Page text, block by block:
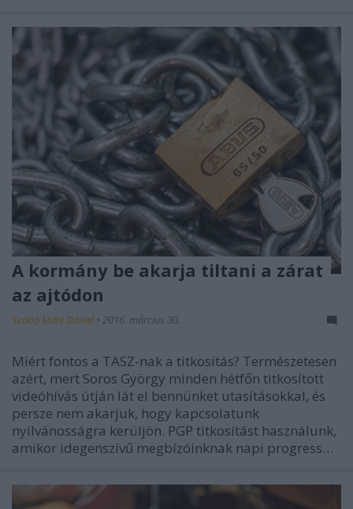
A kormány be akarja tiltani a zárat
az ajtódon
Szabó Máté Dániel • 2016. március 30.
Miért fontos a TASZ-nak a titkosítás? Természetesen
azért, mert Soros György minden hétfőn titkosított
videóhívás útján lát el bennünket utasításokkal, és
persze nem akarjuk, hogy kapcsolatunk
nyilvánosságra kerüljön. PGP titkosítást használunk,
amikor idegenszívű megbízóinknak napi progress…